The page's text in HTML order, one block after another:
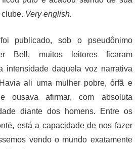
Very english.
publicado, sob o pseudônimo
Bell, muitos leitores ficaram
intensidade daquela voz narrativa
ali uma mulher pobre, órfã e
ousava afirmar, com absoluta
diante dos homens. Entre os
está a capacidade de nos fazer
vendo o mundo exatamente